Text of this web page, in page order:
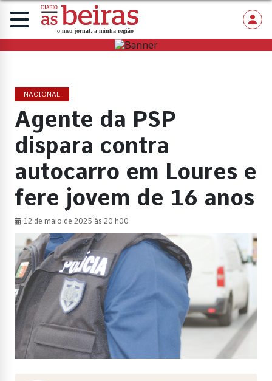
NACIONAL
Agente da PSP
dispara contra
autocarro em Loures e
fere jovem de 16 anos
12 de maio de 2025 às 20 h00